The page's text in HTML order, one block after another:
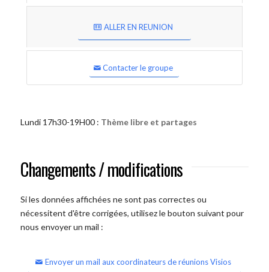
ALLER EN REUNION
Contacter le groupe
Lundi 17h30-19H00 : Thème libre et partages
Changements / modifications
Si les données affichées ne sont pas correctes ou
nécessitent d'être corrigées, utilisez le bouton suivant pour
nous envoyer un mail :
Envoyer un mail aux coordinateurs de réunions Visios